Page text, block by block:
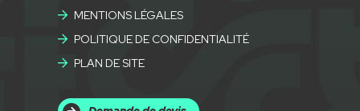
MENTIONS LÉGALES
POLITIQUE DE CONFIDENTIALITÉ
PLAN DE SITE